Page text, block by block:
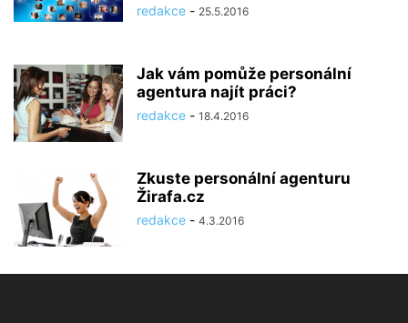
redakce - 25.5.2016
Jak vám pomůže personální
agentura najít práci?
redakce - 18.4.2016
Zkuste personální agenturu
Žirafa.cz
redakce - 4.3.2016